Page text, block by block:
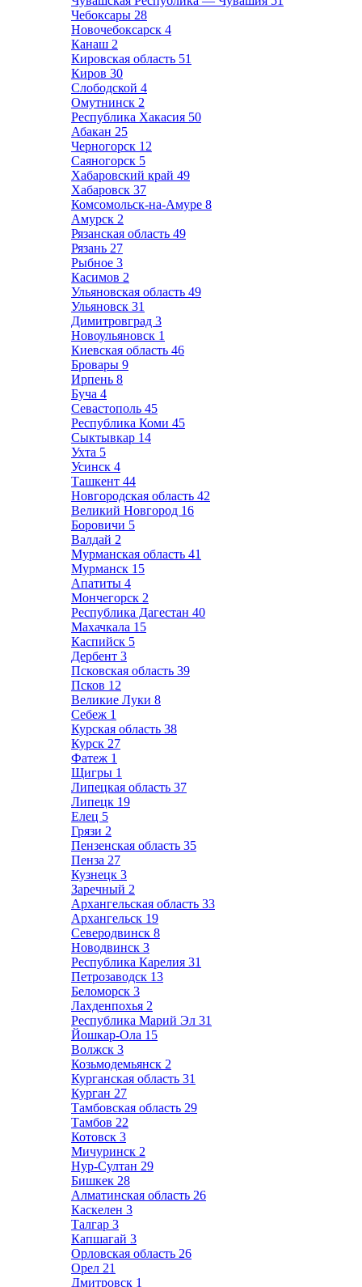
Чебоксары 28
Новочебоксарск 4
Канаш 2
Кировская область 51
Киров 30
Слободской 4
Омутнинск 2
Республика Хакасия 50
Абакан 25
Черногорск 12
Саяногорск 5
Хабаровский край 49
Хабаровск 37
Комсомольск-на-Амуре 8
Амурск 2
Рязанская область 49
Рязань 27
Рыбное 3
Касимов 2
Ульяновская область 49
Ульяновск 31
Димитровград 3
Новоульяновск 1
Киевская область 46
Бровары 9
Ирпень 8
Буча 4
Севастополь 45
Республика Коми 45
Сыктывкар 14
Ухта 5
Усинск 4
Ташкент 44
Новгородская область 42
Великий Новгород 16
Боровичи 5
Валдай 2
Мурманская область 41
Мурманск 15
Апатиты 4
Мончегорск 2
Республика Дагестан 40
Махачкала 15
Каспийск 5
Дербент 3
Псковская область 39
Псков 12
Великие Луки 8
Себеж 1
Курская область 38
Курск 27
Фатеж 1
Щигры 1
Липецкая область 37
Липецк 19
Елец 5
Грязи 2
Пензенская область 35
Пенза 27
Кузнецк 3
Заречный 2
Архангельская область 33
Архангельск 19
Северодвинск 8
Новодвинск 3
Республика Карелия 31
Петрозаводск 13
Беломорск 3
Лахденпохья 2
Республика Марий Эл 31
Йошкар-Ола 15
Волжск 3
Козьмодемьянск 2
Курганская область 31
Курган 27
Тамбовская область 29
Тамбов 22
Котовск 3
Мичуринск 2
Нур-Султан 29
Бишкек 28
Алматинская область 26
Каскелен 3
Талгар 3
Капшагай 3
Орловская область 26
Орел 21
Дмитровск 1